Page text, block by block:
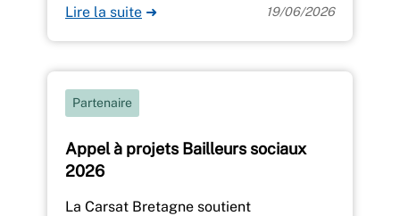
Lire la suite ➜ 19/06/2026
Appel à projets Bailleurs sociaux
2026
Partenaire
La Carsat Bretagne soutient